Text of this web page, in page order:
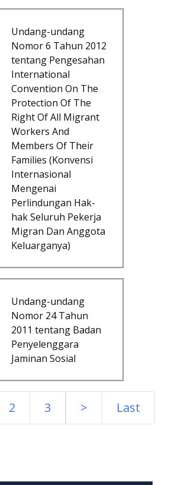
Undang-undang
Nomor 6 Tahun 2012
tentang Pengesahan
International
Convention On The
Protection Of The
Right Of All Migrant
Workers And
Members Of Their
Families (Konvensi
Internasional
Mengenai
Perlindungan Hak-
hak Seluruh Pekerja
Migran Dan Anggota
Keluarganya)
Undang-undang
Nomor 24 Tahun
2011 tentang Badan
Penyelenggara
Jaminan Sosial
2 3 > Last